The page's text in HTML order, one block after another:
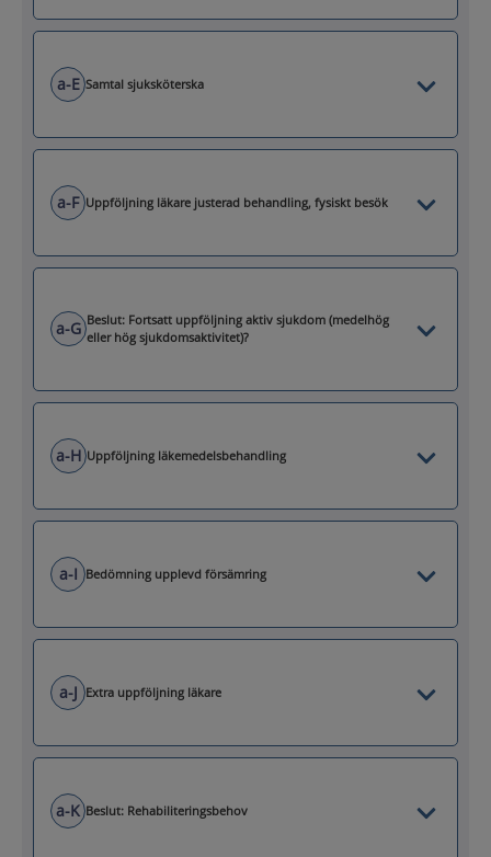
a-E Samtal sjuksköterska
a-F Uppföljning läkare justerad behandling, fysiskt besök
a-G Beslut: Fortsatt uppföljning aktiv sjukdom (medelhög
eller hög sjukdomsaktivitet)?
a-H Uppföljning läkemedelsbehandling
a-I Bedömning upplevd försämring
a-J Extra uppföljning läkare
a-K Beslut: Rehabiliteringsbehov